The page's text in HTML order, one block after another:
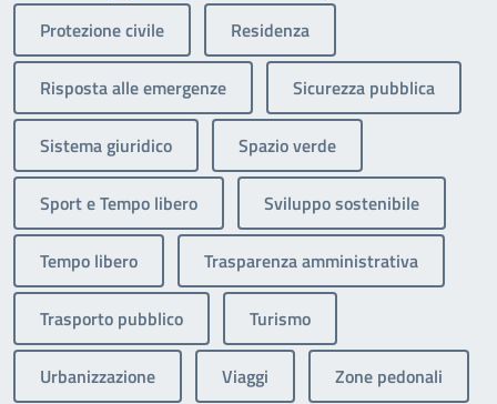
Protezione civile Residenza
Risposta alle emergenze Sicurezza pubblica
Sistema giuridico Spazio verde
Sport e Tempo libero Sviluppo sostenibile
Tempo libero Trasparenza amministrativa
Trasporto pubblico Turismo
Urbanizzazione Viaggi Zone pedonali